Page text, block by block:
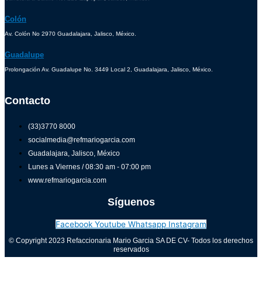
Colón
Av. Colón No 2970 Guadalajara, Jalisco, México.
Guadalupe
Prolongación Av. Guadalupe No. 3449 Local 2, Guadalajara, Jalisco, México.
Contacto
(33)3770 8000
socialmedia@refmariogarcia.com
Guadalajara, Jalisco, México
Lunes a Viernes / 08:30 am - 07:00 pm
www.refmariogarcia.com
Síguenos
Facebook Youtube Whatsapp Instagram
© Copyright 2023 Refaccionaria Mario Garcia SA DE CV- Todos los derechos
reservados